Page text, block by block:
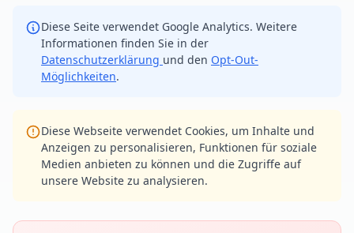
Diese Seite verwendet Google Analytics. Weitere
Informationen finden Sie in der
Datenschutzerklärung und den Opt-Out-
Möglichkeiten.
Diese Webseite verwendet Cookies, um Inhalte und
Anzeigen zu personalisieren, Funktionen für soziale
Medien anbieten zu können und die Zugriffe auf
unsere Website zu analysieren.